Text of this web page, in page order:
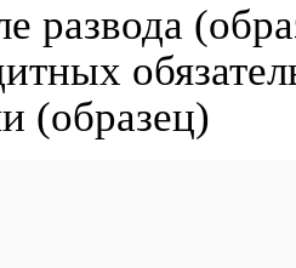
развода
(образец)